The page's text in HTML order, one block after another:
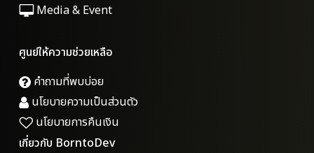
Media & Event
ศูนย์ให้ความช่วยเหลือ
คำถามที่พบบ่อย
นโยบายความเป็นส่วนตัว
นโยบายการคืนเงิน
เกี่ยวกับ BorntoDev